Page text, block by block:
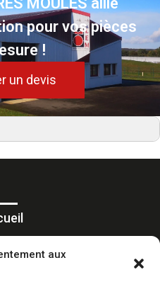
aux
pour vos pièces
!
un devis